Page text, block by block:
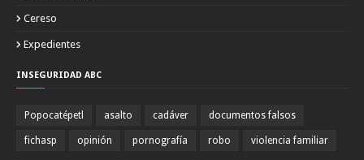
Cereso
Expedientes
INSEGURIDAD ABC
Popocatépetl asalto cadáver documentos falsos
fichasp opinión pornografía robo violencia familiar